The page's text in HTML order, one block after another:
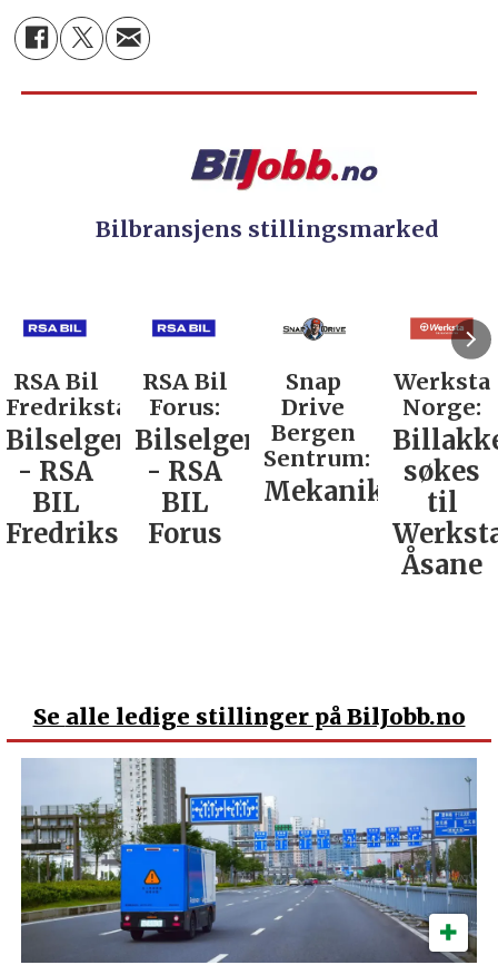
Bilbransjens stillingsmarked
RSA Bil
Fredrikstad:
Bilselger
- RSA
BIL
Fredrikstad
RSA Bil
Forus:
Bilselger
- RSA
BIL
Forus
Snap
Drive
Bergen
Sentrum:
Mekaniker
Werksta
Norge:
søkes
til
Åsane
Se alle ledige stillinger på BilJobb.no